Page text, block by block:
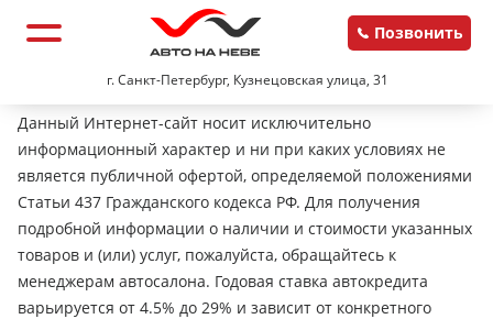
г. Санкт-Петербург, Кузнецовская улица, 31
Позвонить
Данный Интернет-сайт носит исключительно
информационный характер и ни при каких условиях не
является публичной офертой, определяемой положениями
Статьи 437 Гражданского кодекса РФ. Для получения
подробной информации о наличии и стоимости указанных
товаров и (или) услуг, пожалуйста, обращайтесь к
менеджерам автосалона. Годовая ставка автокредита
варьируется от 4.5% до 29% и зависит от конкретного